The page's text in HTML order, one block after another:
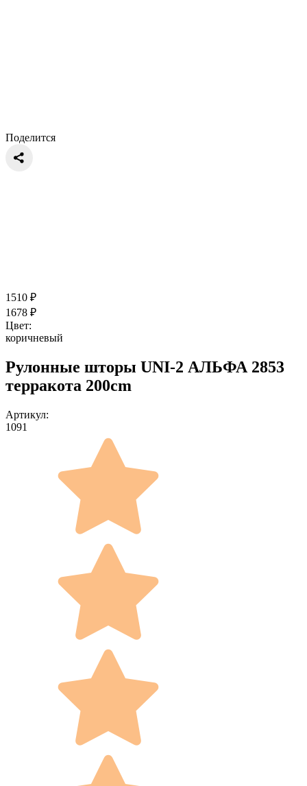
Поделится
1510 ₽
1678 ₽
Цвет:
коричневый
Рулонные шторы UNI-2 АЛЬФА 2853
терракота 200cm
Артикул:
1091